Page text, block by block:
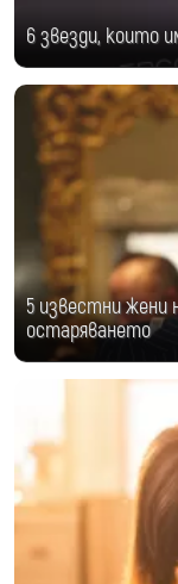
6 звезди, които
5 известни жени
остаряването